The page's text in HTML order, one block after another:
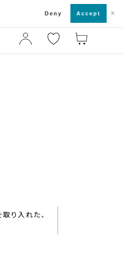
り入れた、
Deny Accept ×